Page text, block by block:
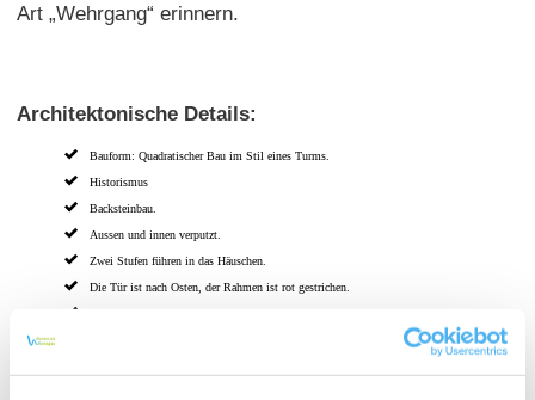
Art „Wehrgang“ erinnern.
Architektonische Details:
Bauform: Quadratischer Bau im Stil eines Turms.
Historismus
Backsteinbau.
Aussen und innen verputzt.
Zwei Stufen führen in das Häuschen.
Die Tür ist nach Osten, der Rahmen ist rot gestrichen.
Auf dem Dach wurde ein Art „Wehrgang“ mit Eckzinnen gebaut. Eine kleine, leicht